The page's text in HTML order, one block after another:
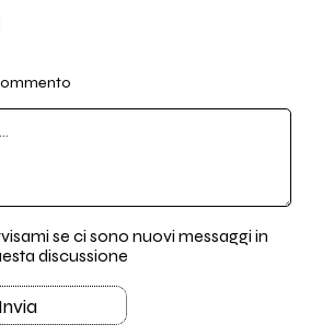
se ci sono nuovi messaggi in
discussione
Invia